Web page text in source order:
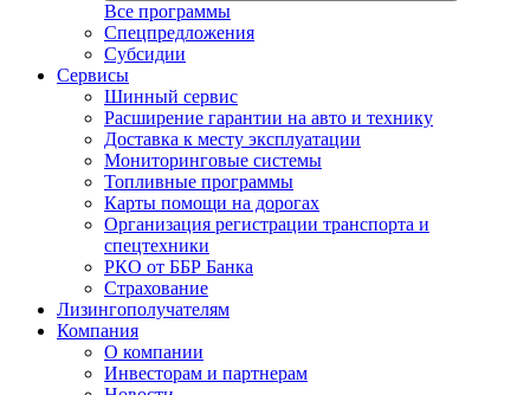
Все программы
Спецпредложения
Субсидии
Сервисы
Шинный сервис
Расширение гарантии на авто и технику
Доставка к месту эксплуатации
Мониторинговые системы
Топливные программы
Карты помощи на дорогах
Организация регистрации транспорта и
спецтехники
РКО от ББР Банка
Страхование
Лизингополучателям
Компания
О компании
Инвесторам и партнерам